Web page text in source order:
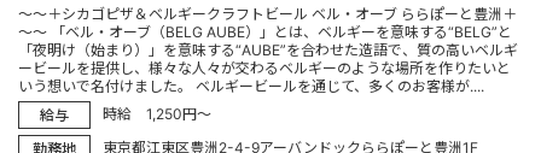
～～＋シカゴピザ＆ベルギークラフトビール ベル・オーブ ららぽーと豊洲＋
～～ 「ベル・オーブ（BELG AUBE）」とは、ベルギーを意味する“BELG”と
「夜明け（始まり）」を意味する“AUBE”を合わせた造語で、質の高いベルギ
ービールを提供し、様々な人々が交わるベルギーのような場所を作りたいと
いう想いで名付けました。 ベルギービールを通じて、多くのお客様が....
給与
時給 1,250円～
勤務地
東京都江東区豊洲2-4-9アーバンドックららぽーと豊洲1F